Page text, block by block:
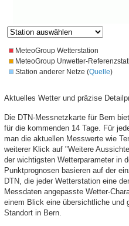
MeteoGroup Wetterstation
MeteoGroup Unwetter-
Station anderer Netze (Quelle)
Aktuelles Wetter und präzise
Die DTN-Messnetzkarte für Bern
für die kommenden 14 Tage. Für
man die aktuellen Messwerte wie
weiterer Klick auf "Weitere
der wichtigsten Wetterparameter in
Punktprognosen basieren auf der
DTN, die jeder Wetterstation eine
Messdaten angepasste Wetter-
einem Blick eine übersichtliche und
Standort in Bern.